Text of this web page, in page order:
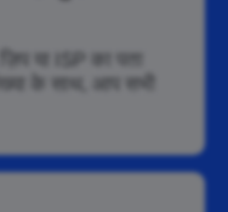
या ISP का पता
के साथ, आप सभी